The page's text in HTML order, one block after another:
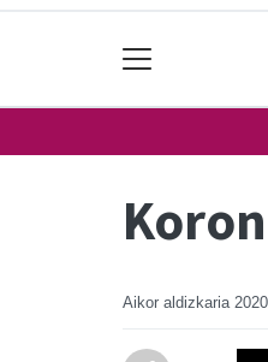
Aikor aldizkaria